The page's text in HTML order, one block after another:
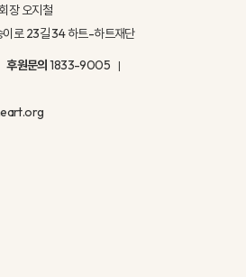
장 오지철
로 23길 34 하트-하트재단
후원문의1833-9005